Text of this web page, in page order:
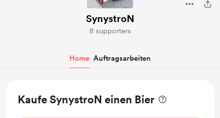
SynystroN
8 supporters
Home Auftragsarbeiten
Kaufe SynystroN einen Bier